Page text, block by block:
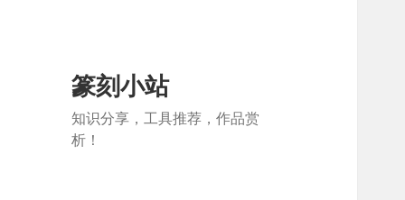
篆刻小站
知识分享，工具推荐，作品赏
析！